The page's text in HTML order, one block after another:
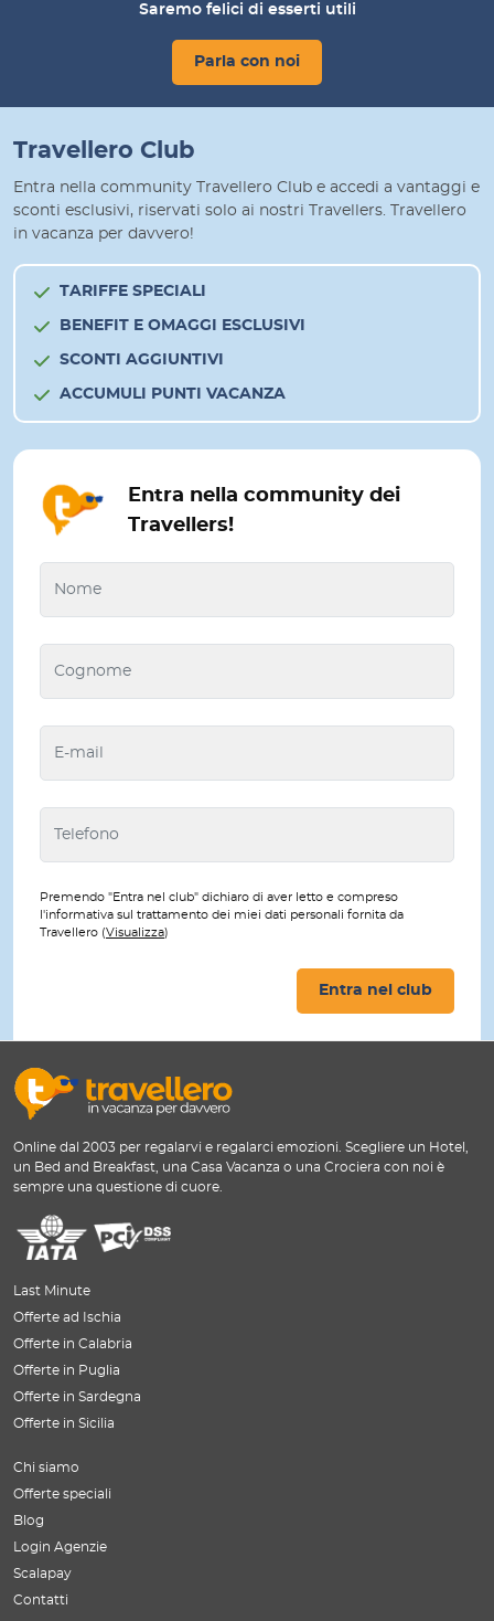
Saremo felici di esserti utili
Parla con noi
Travellero Club
Entra nella community Travellero Club e accedi a vantaggi e
sconti esclusivi, riservati solo ai nostri Travellers. Travellero
in vacanza per davvero!
TARIFFE SPECIALI
BENEFIT E OMAGGI ESCLUSIVI
SCONTI AGGIUNTIVI
ACCUMULI PUNTI VACANZA
Entra nella community dei
Travellers!
Premendo "Entra nel club" dichiaro di aver letto e compreso
l'informativa sul trattamento dei miei dati personali fornita da
Travellero (Visualizza)
Entra nel club
Online dal 2003 per regalarvi e regalarci emozioni. Scegliere un Hotel,
un Bed and Breakfast, una Casa Vacanza o una Crociera con noi è
sempre una questione di cuore.
Last Minute
Offerte ad Ischia
Offerte in Calabria
Offerte in Puglia
Offerte in Sardegna
Offerte in Sicilia
Chi siamo
Offerte speciali
Blog
Login Agenzie
Scalapay
Contatti